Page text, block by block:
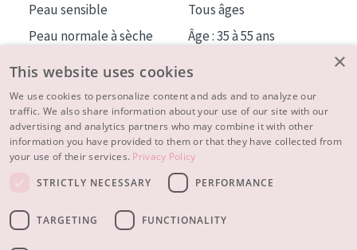
Peau sensible
Peau normale à sèche
Peau mixte ou grasse
Peau mature
Peau ménopausée
Tous âges
Âge : 35 à 55 ans
À PROPOS
CONSEILS BEAUTÉ
×
This website uses cookies
We use cookies to personalize content and ads and to analyze our
traffic. We also share information about your use of our site with our
advertising and analytics partners who may combine it with other
information you have provided to them or that they have collected from
your use of their services. Privacy Policy
STRICTLY NECESSARY
PERFORMANCE
TARGETING FUNCTIONALITY